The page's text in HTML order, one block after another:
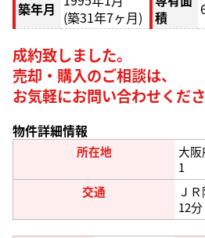
築年月 (築31年7ヶ月)
積
成約致しました。
売却・購入のご相談は、
お気軽にお問い合わせくださ
物件詳細情報
所在地
大
1
交通
Ｊ
12分